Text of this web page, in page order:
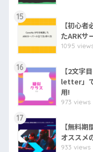
15
【初心
たARKサ
1095
16
【2文字
letter」
用!
973 views
17
【無料
オススメ
933 views